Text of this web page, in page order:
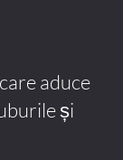
aduce
și